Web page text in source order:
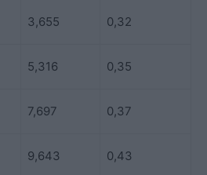
3,655 0,32
5,316 0,35
7,697 0,37
9,643 0,43